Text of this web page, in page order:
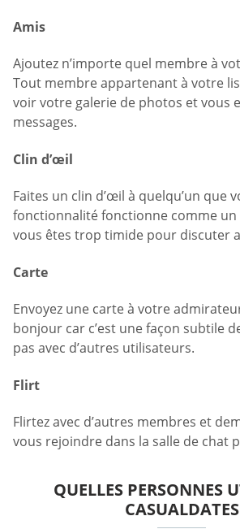
Amis
Ajoutez n’importe quel membre à
Tout membre appartenant à votre
voir votre galerie de photos et vous
messages.
Clin d’œil
Faites un clin d’œil à quelqu’un que
fonctionnalité fonctionne comme un
vous êtes trop timide pour discuter
Carte
Envoyez une carte à votre
bonjour car c’est une façon subtile
pas avec d’autres utilisateurs.
Flirt
Flirtez avec d’autres membres et
vous rejoindre dans la salle de chat
QUELLES PERSONNES
CASUALDATES